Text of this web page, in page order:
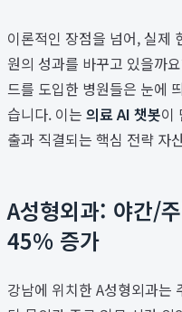
이론적인 장점을 넘어, 실제
원의 성과를 바꾸고 있을까
드를 도입한 병원들은 눈에
습니다. 이는 의료 AI 챗봇이
출과 직결되는 핵심 전략 자
A성형외과: 야간/
45% 증가
강남에 위치한 A성형외과는